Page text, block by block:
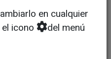
que la reforma
aplicar el
el conocimiento
en cualquier
icono
del menú